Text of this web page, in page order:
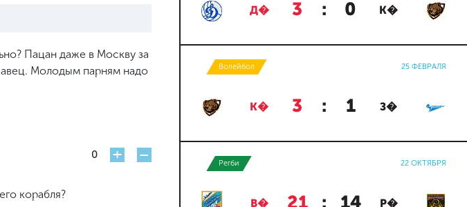
Пацан даже в Москву за
Молодым парням надо
0 + -
корабля?
Д� 3 : 0 К�
Волейбол 25 ФЕВРАЛЯ
К� 3 : 1 З�
Регби 22 ОКТЯБРЯ
В� 21 : 14 Р�